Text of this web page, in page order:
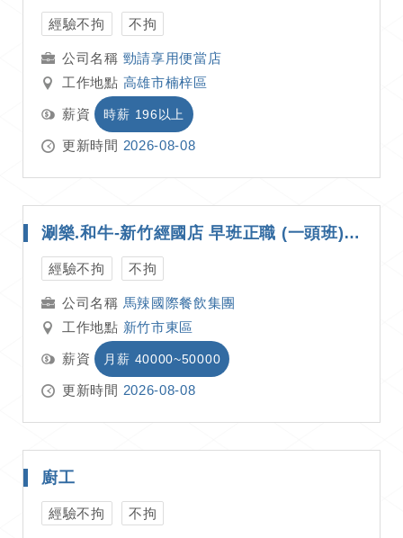
經驗不拘 不拘
勁請享用便當店
工作地點 高雄市楠梓區
薪資 時薪 196以上
更新時間 2026-08-08
涮樂.和牛-新竹經國店 早班正職 (一頭班)月薪40,000~50,000
經驗不拘 不拘
馬辣國際餐飲集團
工作地點 新竹市東區
薪資 月薪 40000~50000
更新時間 2026-08-08
廚工
經驗不拘 不拘